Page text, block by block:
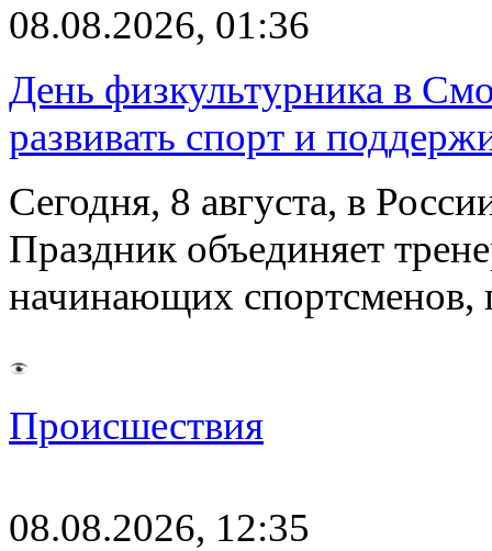
08.08.2026, 01:36
День физкультурника в
развивать спорт и
Сегодня, 8 августа, в
Праздник объединяет
начинающих
Происшествия
08.08.2026, 12:35